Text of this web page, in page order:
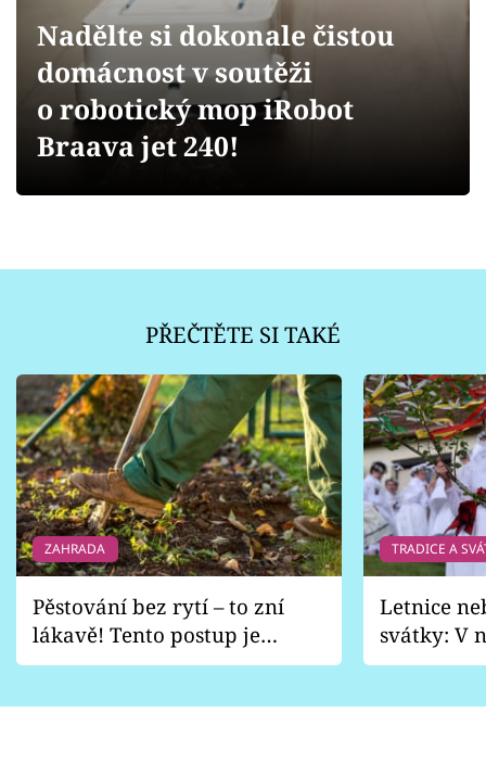
Přihlášení
Sledujte nás
Nadělte si dokonale čistou
domácnost v soutěži
o robotický mop iRobot
Braava jet 240!
PŘEČTĚTE SI TAKÉ
ZAHRADA
Pěstování bez rytí – to zní
lákavě! Tento postup je
vhodný jen pro některé
TRADICE A
Letnice
svátky: V
pondělí